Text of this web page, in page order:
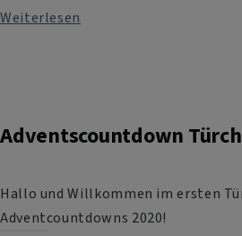
Weiterlesen
Kinder
Adventscountdown
Hallo und Willkommen im ersten
Adventcountdowns 2020!